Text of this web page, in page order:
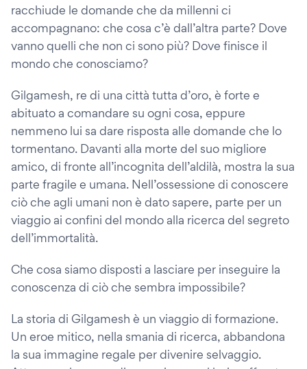
racchiude le domande che da millenni ci
accompagnano: che cosa c’è dall’altra parte? Dove
vanno quelli che non ci sono più? Dove finisce il
mondo che conosciamo?
Gilgamesh, re di una città tutta d’oro, è forte e
abituato a comandare su ogni cosa, eppure
nemmeno lui sa dare risposta alle domande che lo
tormentano. Davanti alla morte del suo migliore
amico, di fronte all’incognita dell’aldilà, mostra la sua
parte fragile e umana. Nell’ossessione di conoscere
ciò che agli umani non è dato sapere, parte per un
viaggio ai confini del mondo alla ricerca del segreto
dell’immortalità.
Che cosa siamo disposti a lasciare per inseguire la
conoscenza di ciò che sembra impossibile?
La storia di Gilgamesh è un viaggio di formazione.
Un eroe mitico, nella smania di ricerca, abbandona
la sua immagine regale per divenire selvaggio.